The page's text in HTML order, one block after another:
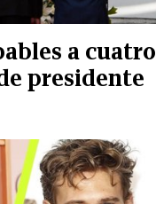
a cuatro
presidente